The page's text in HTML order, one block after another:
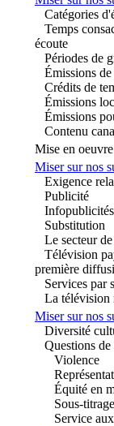
Catégories
Temps
écoute
Périodes de
Émissions de
Crédits de
Émissions
Émissions
Contenu
Mise en oeuvre
Miser sur nos
Exigence
Publicité
Infopublicités
Substitution
Le secteur
Télévision
première
Services par
La télévision
Miser sur nos
Diversité
Questions de
Violence
Équité en
Sous-titrage
Service aux